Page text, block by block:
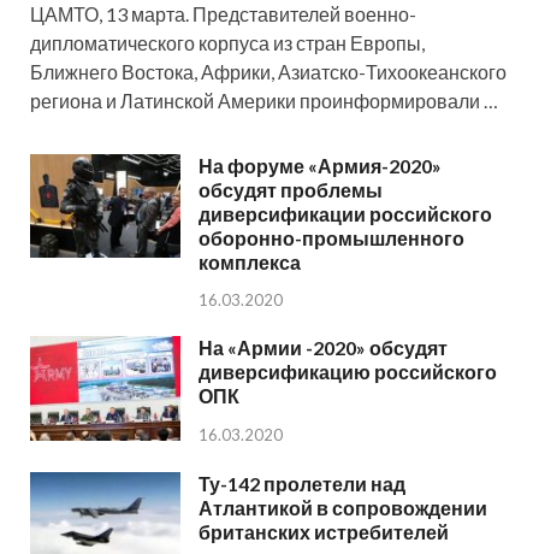
ЦАМТО, 13 марта. Представителей военно-
дипломатического корпуса из стран Европы,
Ближнего Востока, Африки, Азиатско-Тихоокеанского
региона и Латинской Америки проинформировали …
На форуме «Армия-2020»
обсудят проблемы
диверсификации российского
оборонно-промышленного
комплекса
16.03.2020
На «Армии -2020» обсудят
диверсификацию российского
ОПК
16.03.2020
Ту-142 пролетели над
Атлантикой в сопровождении
британских истребителей